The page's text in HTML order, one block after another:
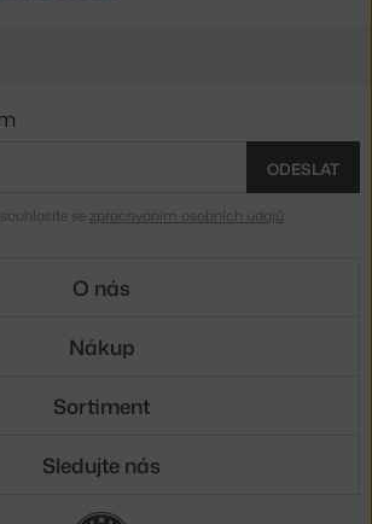
ODESLAT
se zpracováním osobních údajů
O nás
Nákup
Sortiment
Sledujte nás